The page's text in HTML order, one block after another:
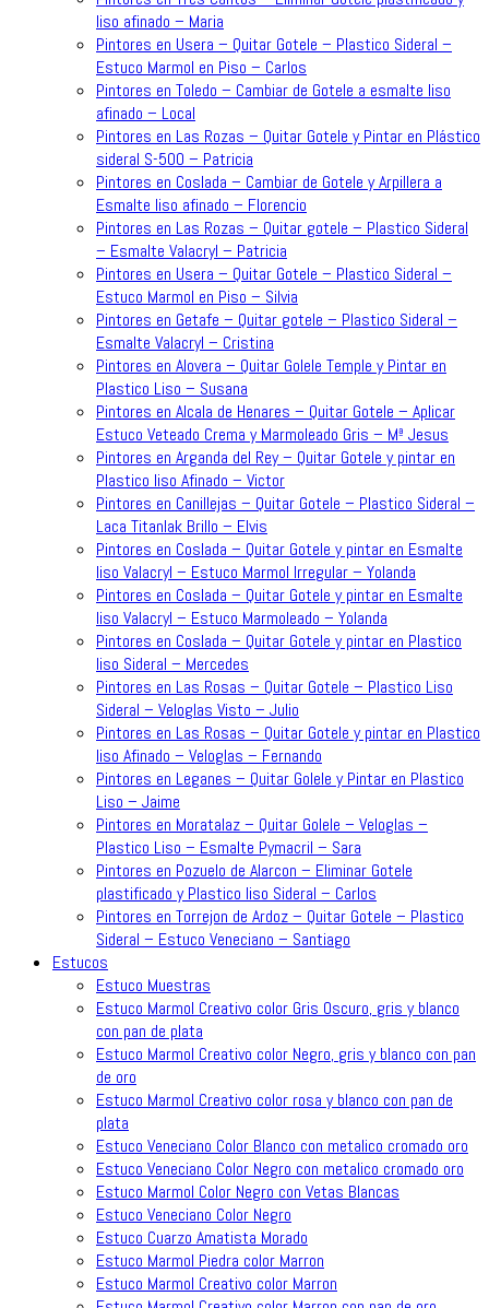
liso afinado – Maria
Pintores en Usera – Quitar Gotele – Plastico Sideral –
Estuco Marmol en Piso – Carlos
Pintores en Toledo – Cambiar de Gotele a esmalte liso
afinado – Local
Pintores en Las Rozas – Quitar Gotele y Pintar en Plástico
sideral S-500 – Patricia
Pintores en Coslada – Cambiar de Gotele y Arpillera a
Esmalte liso afinado – Florencio
Pintores en Las Rozas – Quitar gotele – Plastico Sideral
– Esmalte Valacryl – Patricia
Pintores en Usera – Quitar Gotele – Plastico Sideral –
Estuco Marmol en Piso – Silvia
Pintores en Getafe – Quitar gotele – Plastico Sideral –
Esmalte Valacryl – Cristina
Pintores en Alovera – Quitar Golele Temple y Pintar en
Plastico Liso – Susana
Pintores en Alcala de Henares – Quitar Gotele – Aplicar
Estuco Veteado Crema y Marmoleado Gris – Mª Jesus
Pintores en Arganda del Rey – Quitar Gotele y pintar en
Plastico liso Afinado – Victor
Pintores en Canillejas – Quitar Gotele – Plastico Sideral –
Laca Titanlak Brillo – Elvis
Pintores en Coslada – Quitar Gotele y pintar en Esmalte
liso Valacryl – Estuco Marmol Irregular – Yolanda
Pintores en Coslada – Quitar Gotele y pintar en Esmalte
liso Valacryl – Estuco Marmoleado – Yolanda
Pintores en Coslada – Quitar Gotele y pintar en Plastico
liso Sideral – Mercedes
Pintores en Las Rosas – Quitar Gotele – Plastico Liso
Sideral – Veloglas Visto – Julio
Pintores en Las Rosas – Quitar Gotele y pintar en Plastico
liso Afinado – Veloglas – Fernando
Pintores en Leganes – Quitar Golele y Pintar en Plastico
Liso – Jaime
Pintores en Moratalaz – Quitar Golele – Veloglas –
Plastico Liso – Esmalte Pymacril – Sara
Pintores en Pozuelo de Alarcon – Eliminar Gotele
plastificado y Plastico liso Sideral – Carlos
Pintores en Torrejon de Ardoz – Quitar Gotele – Plastico
Sideral – Estuco Veneciano – Santiago
Estucos
Estuco Muestras
Estuco Marmol Creativo color Gris Oscuro, gris y blanco
con pan de plata
Estuco Marmol Creativo color Negro, gris y blanco con pan
de oro
Estuco Marmol Creativo color rosa y blanco con pan de
plata
Estuco Veneciano Color Blanco con metalico cromado oro
Estuco Veneciano Color Negro con metalico cromado oro
Estuco Marmol Color Negro con Vetas Blancas
Estuco Veneciano Color Negro
Estuco Cuarzo Amatista Morado
Estuco Marmol Piedra color Marron
Estuco Marmol Creativo color Marron